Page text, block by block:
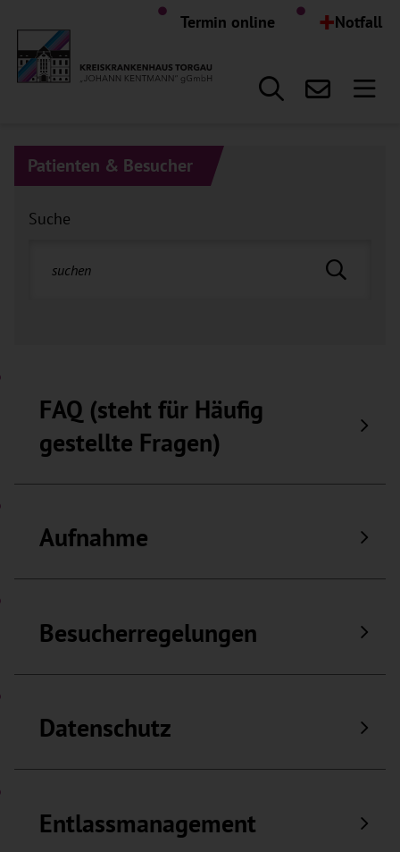
Hauptregion der Seite
Termin online +Notfall
Patienten & Besucher
Suche
FAQ (steht für Häufig
gestellte Fragen)
Aufnahme
Besucherregelungen
Datenschutz
Entlassmanagement